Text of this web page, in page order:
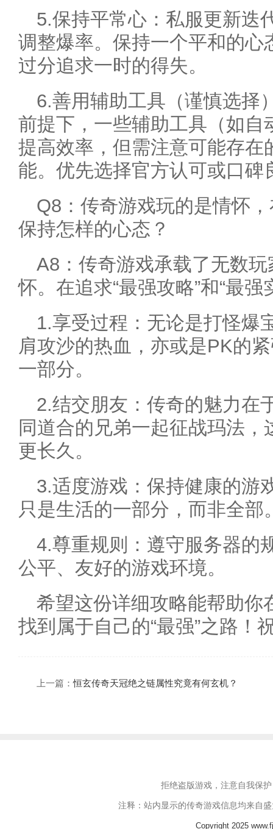
5.保持平常心：私服更新迭
调整爆率。保持一个平和的心
过分追求一时的得失。
6.善用辅助工具（谨慎选择
前提下，一些辅助工具（如自
提高效率，但需注意可能存在
能。优先选择官方认可或口碑
Q8：传奇游戏玩的是情怀
保持怎样的心态？
A8：传奇游戏承载了无数
怀。在追求“最强攻略”和“最
1.享受过程：无论是打怪爆
肩攻沙的热血，亦或是PK的
一部分。
2.结交朋友：传奇的魅力在
同道合的兄弟一起征战玛法
更长久。
3.适度游戏：保持健康的游
只是生活的一部分，而非全部
4.尊重规则：遵守服务器的
公平、友好的游戏环境。
希望这份详细攻略能帮助你
找到属于自己的“最强”之路！
上一篇：恒玄传奇天冠绝之链属性究竟有何玄机？
拒绝盗版游戏，注意自我保
注释：站内显示的传奇游戏信息均来自
Copyright 2025